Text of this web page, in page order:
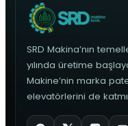
SRD Makina’nın
yılında üretime
Makine’nin marka
elevatörlerini de